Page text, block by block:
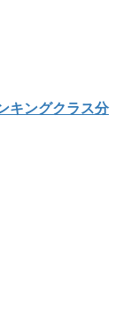
キングクラス分